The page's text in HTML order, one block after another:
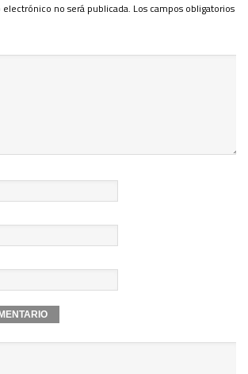
no será publicada. Los campos obligatorios